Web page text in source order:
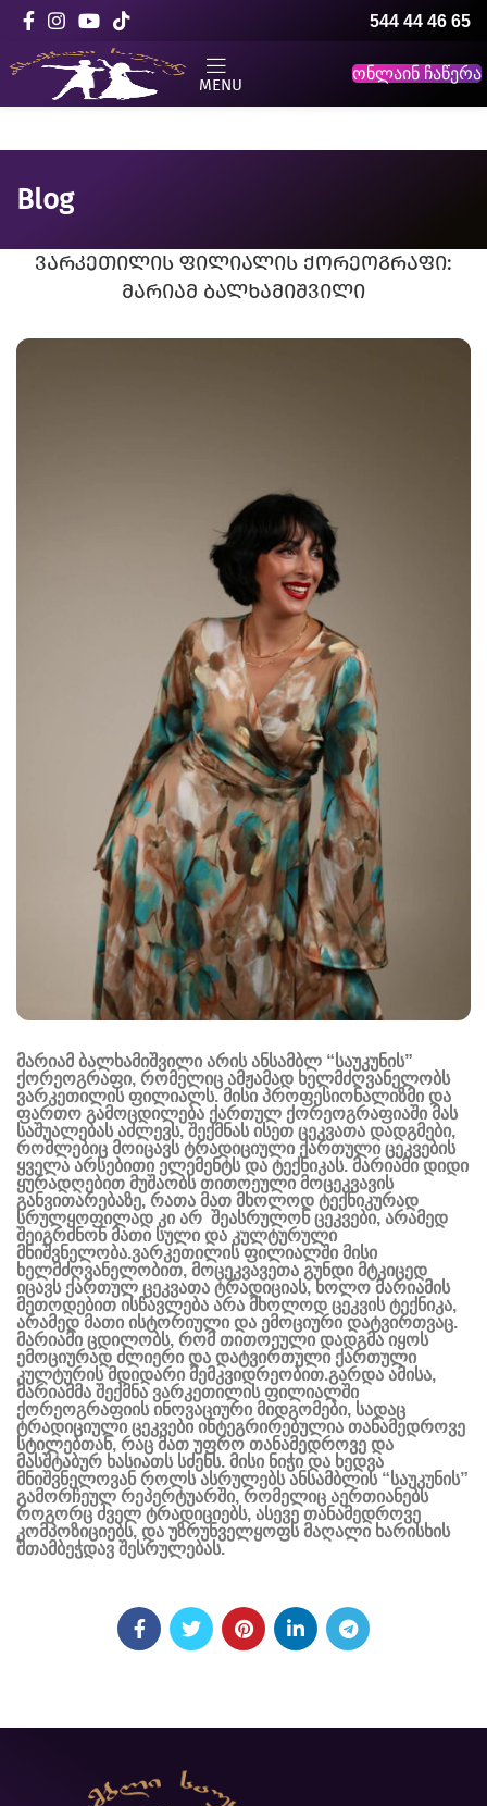
544 44 46 65
MENU
ონლაინ ჩაწერა
Blog
ვარკეთილის ფილიალის ქორეოგრაფი:
მარიამ ბალხამიშვილი
მარიამ ბალხამიშვილი არის ანსამბლ “საუკუნის”
ქორეოგრაფი, რომელიც ამჟამად ხელმძღვანელობს
ვარკეთილის ფილიალს. მისი პროფესიონალიზმი და
ფართო გამოცდილება ქართულ ქორეოგრაფიაში მას
საშუალებას აძლევს, შექმნას ისეთ ცეკვათა დადგმები,
რომლებიც მოიცავს ტრადიციული ქართული ცეკვების
ყველა არსებითი ელემენტს და ტექნიკას. მარიამი დიდი
ყურადღებით მუშაობს თითოეული მოცეკვავის
განვითარებაზე, რათა მათ მხოლოდ ტექნიკურად
სრულყოფილად კი არ შეასრულონ ცეკვები, არამედ
შეიგრძნონ მათი სული და კულტურული
მნიშვნელობა.ვარკეთილის ფილიალში მისი
ხელმძღვანელობით, მოცეკვავეთა გუნდი მტკიცედ
იცავს ქართულ ცეკვათა ტრადიციას, ხოლო მარიამის
მეთოდებით ისწავლება არა მხოლოდ ცეკვის ტექნიკა,
არამედ მათი ისტორიული და ემოციური დატვირთვაც.
მარიამი ცდილობს, რომ თითოეული დადგმა იყოს
ემოციურად ძლიერი და დატვირთული ქართული
კულტურის მდიდარი მემკვიდრეობით.გარდა ამისა,
მარიამმა შექმნა ვარკეთილის ფილიალში
ქორეოგრაფიის ინოვაციური მიდგომები, სადაც
ტრადიციული ცეკვები ინტეგრირებულია თანამედროვე
სტილებთან, რაც მათ უფრო თანამედროვე და
მასშტაბურ ხასიათს სძენს. მისი ნიჭი და ხედვა
მნიშვნელოვან როლს ასრულებს ანსამბლის “საუკუნის”
გამორჩეულ რეპერტუარში, რომელიც აერთიანებს
როგორც ძველ ტრადიციებს, ასევე თანამედროვე
კომპოზიციებს, და უზრუნველყოფს მაღალი ხარისხის
შთამბეჭდავ შესრულებას.